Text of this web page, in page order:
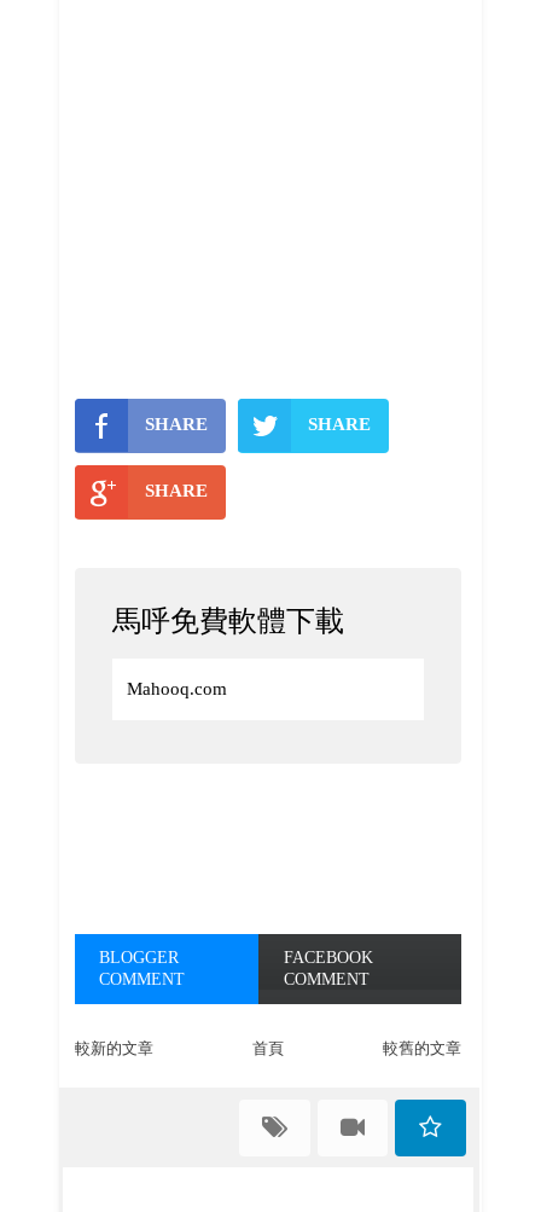
SHARE SHARE
SHARE
馬呼免費軟體下載
Mahooq.com
BLOGGER
COMMENT
FACEBOOK
COMMENT
較新的文章 較舊的文章
首頁